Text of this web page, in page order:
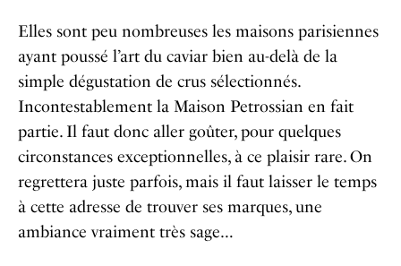
Elles sont peu nombreuses les maisons parisiennes
ayant poussé l’art du caviar bien au-delà de la
simple dégustation de crus sélectionnés.
Incontestablement la Maison Petrossian en fait
partie. Il faut donc aller goûter, pour quelques
circonstances exceptionnelles, à ce plaisir rare. On
regrettera juste parfois, mais il faut laisser le temps
à cette adresse de trouver ses marques, une
ambiance vraiment très sage…